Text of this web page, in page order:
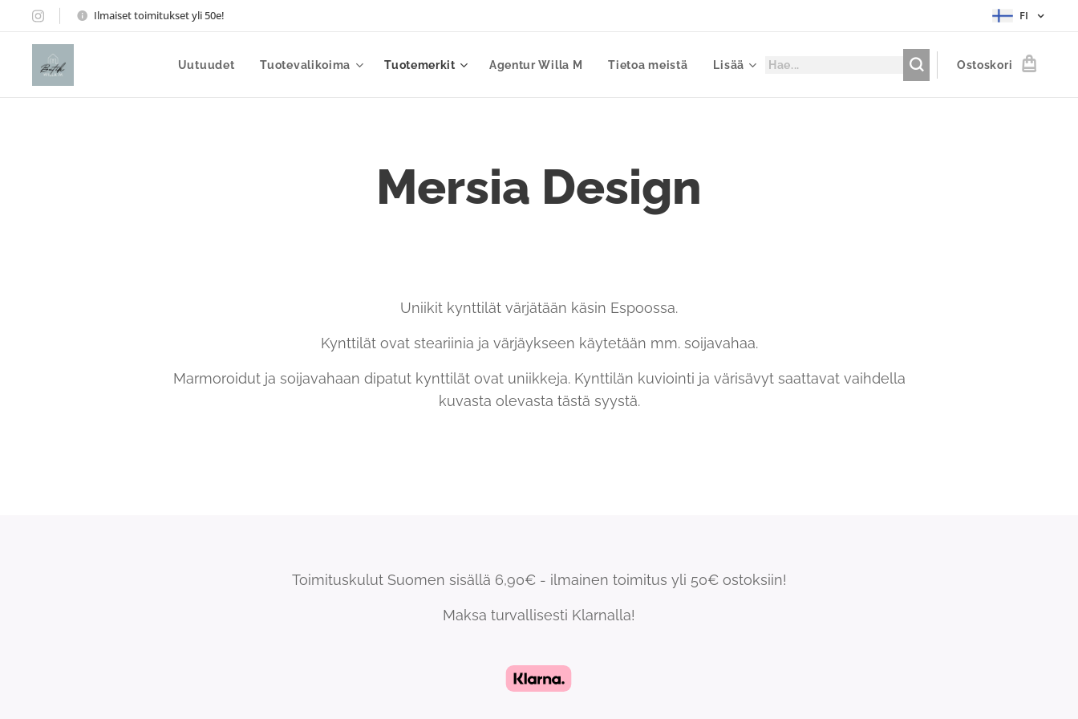
Ilmaiset toimitukset yli 50e! FI
Uutuudet Tuotevalikoima Tuotemerkit Agentur Willa M Tietoa meistä Lisää Ostoskori
Mersia Design
Uniikit kynttilät värjätään käsin Espoossa.
Kynttilät ovat steariinia ja värjäykseen käytetään mm. soijavahaa.
Marmoroidut ja soijavahaan dipatut kynttilät ovat uniikkeja. Kynttilän kuviointi ja värisävyt saattavat vaihdella
kuvasta olevasta tästä syystä.
Toimituskulut Suomen sisällä 6,90€ - ilmainen toimitus yli 50€ ostoksiin!
Maksa turvallisesti Klarnalla!